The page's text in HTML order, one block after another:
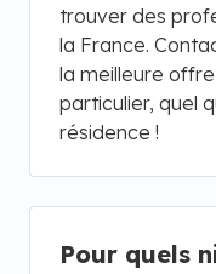
trouver des
la France.
la meilleure
particulier, quel
résidence !
Pour quels